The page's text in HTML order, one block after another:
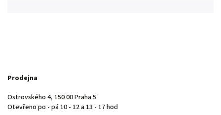
Prodejna
Ostrovského 4, 150 00 Praha 5
Otevřeno po - pá 10 - 12 a 13 - 17 hod